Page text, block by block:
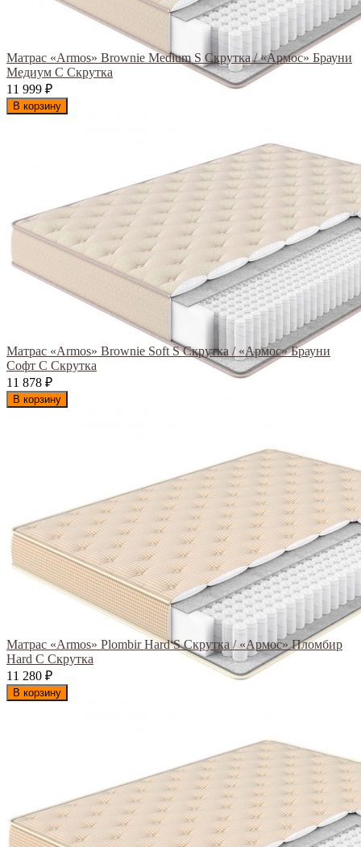
Матрас «Armos» Brownie Medium S Скрутка / «Армос» Брауни
Медиум С Скрутка
11 999 ₽
В корзину
Матрас «Armos» Brownie Soft S Скрутка / «Армос» Брауни
Софт С Скрутка
11 878 ₽
В корзину
Матрас «Armos» Plombir Hard S Скрутка / «Армос» Пломбир
Hard С Скрутка
11 280 ₽
В корзину